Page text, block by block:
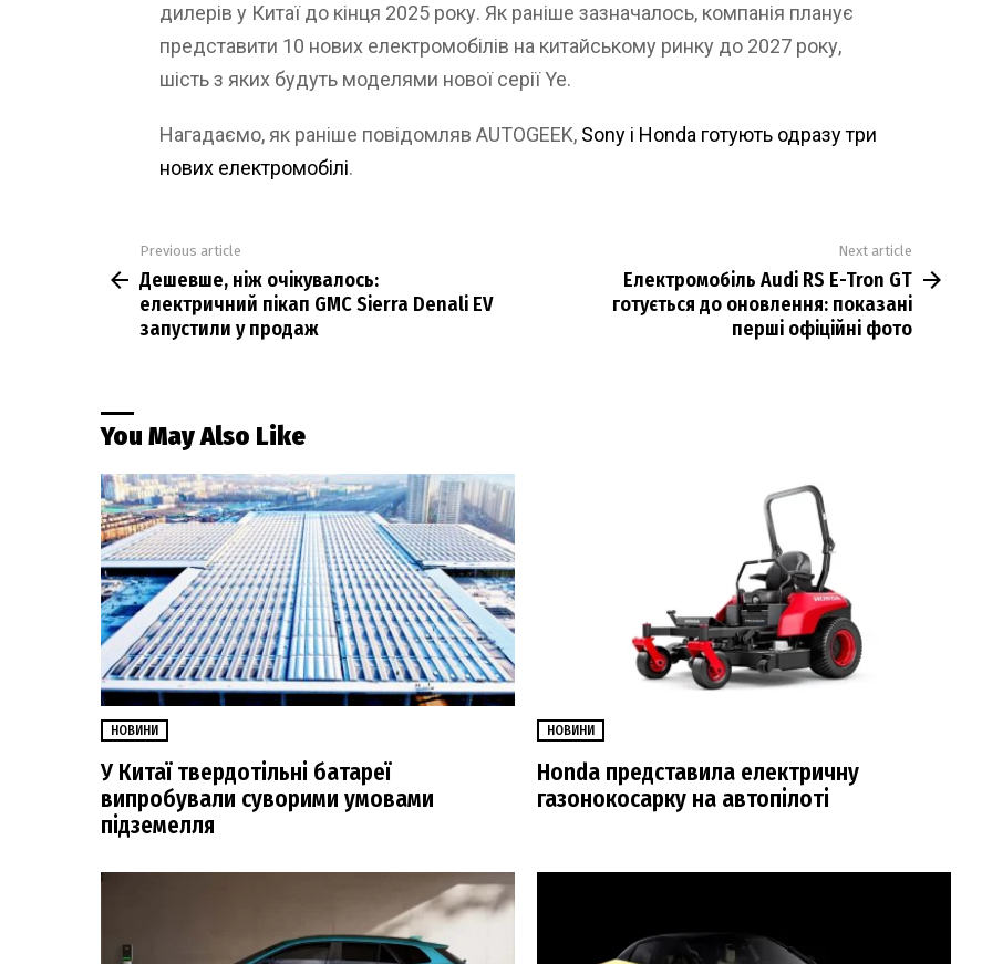
дилерів у Китаї до кінця 2025 року. Як раніше зазначалось, компанія планує
представити 10 нових електромобілів на китайському ринку до 2027 року,
шість з яких будуть моделями нової серії Ye.
Нагадаємо, як раніше повідомляв AUTOGEEK, Sony і Honda готують одразу три
нових електромобілі.
more
Previous article
Дешевше, ніж очікувалось:
електричний пікап GMC Sierra Denali EV
запустили у продаж
Next article
Електромобіль Audi RS E-Tron GT
готується до оновлення: показані
перші офіційні фото
You May Also Like
НОВИНИ
У Китаї твердотільні батареї
випробували суворими умовами
підземелля
НОВИНИ
Honda представила електричну
газонокосарку на автопілоті